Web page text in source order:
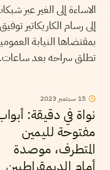
الاساءة إلى الغير عبر
إلى رسام الكاريكاتير
بمقتضاها النيابة
تطلق سراحه بعد ساعات.
15 سبتمبر 2023
نواة في دقيقة:
مفتوحة لليمين
المتطرف، موصدة
أمام الديمقراطيين